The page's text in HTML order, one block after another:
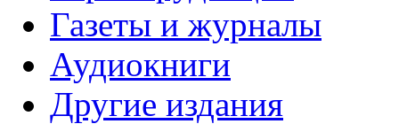
Газеты и журналы
Аудиокниги
Другие издания